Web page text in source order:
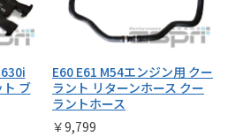
ブ
E60 E61 M54エンジン用 クー
ラント リターンホース クー
ラントホース
￥9,799